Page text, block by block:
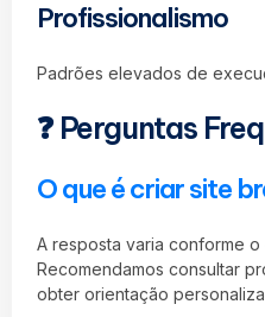
Profissionalismo
Padrões elevados de
❓ Perguntas
O que é criar site
A resposta varia conforme
Recomendamos consultar
obter orientação